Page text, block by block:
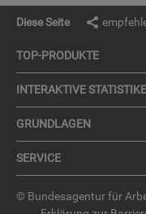
Diese Seite
TOP-PRO­DUK­TE
IN­TER­AK­TI­VE
GRUND­LA­GEN
SER­VICE
© Bundesagentur für